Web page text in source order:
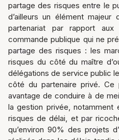
partage des risques entre le
d’ailleurs un élément
partenariat par rapport
commande publique qui ne
partage des risques : les
risques du côté du maître
délégations de service public
côté du partenaire privé.
avantage de conduire à de
la gestion privée, notamment
risques de délai, et par
qu’environ 90% des projets